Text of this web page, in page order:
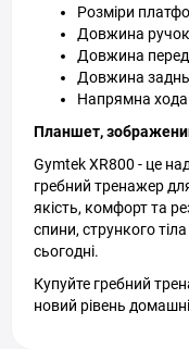
Розміри
Довжина
Довжина
Довжина
Напрямна хода
Планшет,
Gymtek XR800 - це
гребний тренажер
якість, комфорт та
спини, стрункого
сьогодні.
Купуйте гребний
новий рівень